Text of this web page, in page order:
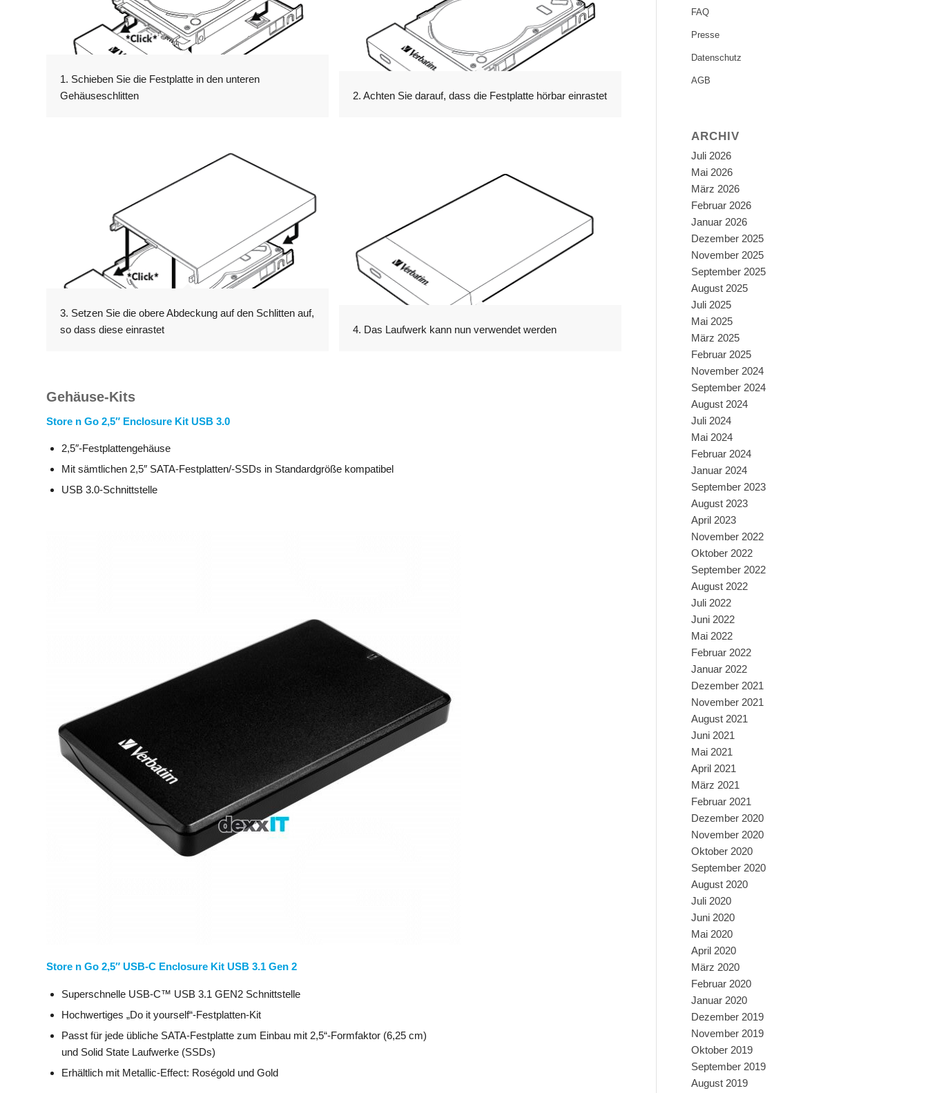
1. Schieben Sie die Festplatte in den unteren
Gehäuseschlitten
2. Achten Sie darauf, dass die Festplatte hörbar einrastet
3. Setzen Sie die obere Abdeckung auf den Schlitten auf,
so dass diese einrastet
4. Das Laufwerk kann nun verwendet werden
Gehäuse-Kits
Store n Go 2,5″ Enclosure Kit USB 3.0
2,5″-Festplattengehäuse
Mit sämtlichen 2,5″ SATA-Festplatten/-SSDs in Standardgröße kompatibel
USB 3.0-Schnittstelle
Store n Go 2,5″ USB-C Enclosure Kit USB 3.1 Gen 2
Superschnelle USB-C™ USB 3.1 GEN2 Schnittstelle
Hochwertiges „Do it yourself“-Festplatten-Kit
Passt für jede übliche SATA-Festplatte zum Einbau mit 2,5“-Formfaktor (6,25 cm)
und Solid State Laufwerke (SSDs)
Erhältlich mit Metallic-Effect: Roségold und Gold
FAQ
Presse
Datenschutz
AGB
ARCHIV
Juli 2026
Mai 2026
März 2026
Februar 2026
Januar 2026
Dezember 2025
November 2025
September 2025
August 2025
Juli 2025
Mai 2025
März 2025
Februar 2025
November 2024
September 2024
August 2024
Juli 2024
Mai 2024
Februar 2024
Januar 2024
September 2023
August 2023
April 2023
November 2022
Oktober 2022
September 2022
August 2022
Juli 2022
Juni 2022
Mai 2022
Februar 2022
Januar 2022
Dezember 2021
November 2021
August 2021
Juni 2021
Mai 2021
April 2021
März 2021
Februar 2021
Dezember 2020
November 2020
Oktober 2020
September 2020
August 2020
Juli 2020
Juni 2020
Mai 2020
April 2020
März 2020
Februar 2020
Januar 2020
Dezember 2019
November 2019
Oktober 2019
September 2019
August 2019